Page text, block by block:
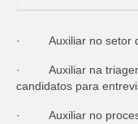
· Auxiliar no setor de
· Auxiliar na triagem
candidatos para
· Auxiliar no